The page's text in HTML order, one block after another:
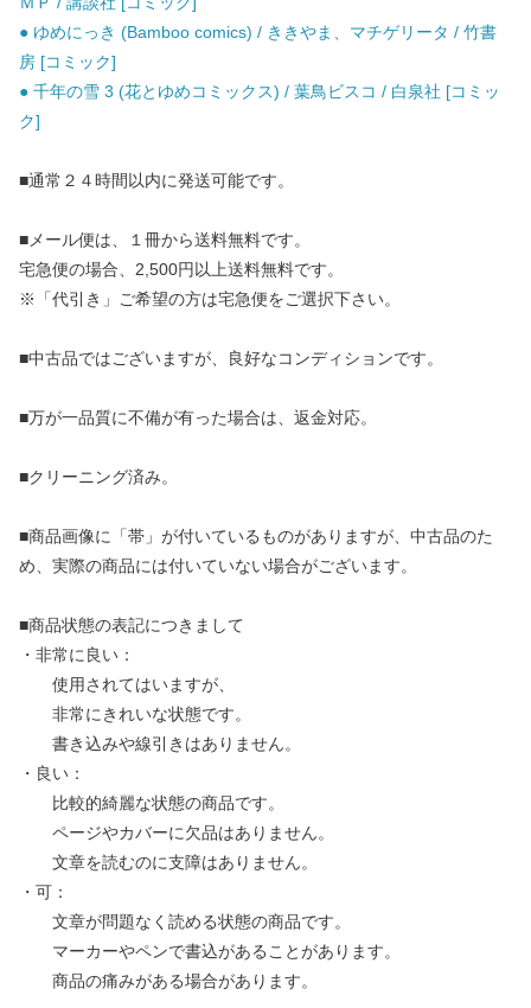
● ゆめにっき (Bamboo comics) / ききやま、マチゲリータ / 竹書
房 [コミック]
● 千年の雪 3 (花とゆめコミックス) / 葉鳥ビスコ / 白泉社 [コミッ
ク]
■通常２４時間以内に発送可能です。
■メール便は、１冊から送料無料です。
宅急便の場合、2,500円以上送料無料です。
※「代引き」ご希望の方は宅急便をご選択下さい。
■中古品ではございますが、良好なコンディションです。
■万が一品質に不備が有った場合は、返金対応。
■クリーニング済み。
■商品画像に「帯」が付いているものがありますが、中古品のた
め、実際の商品には付いていない場合がございます。
■商品状態の表記につきまして
・非常に良い：
使用されてはいますが、
非常にきれいな状態です。
書き込みや線引きはありません。
・良い：
比較的綺麗な状態の商品です。
ページやカバーに欠品はありません。
文章を読むのに支障はありません。
・可：
文章が問題なく読める状態の商品です。
マーカーやペンで書込があることがあります。
商品の痛みがある場合があります。